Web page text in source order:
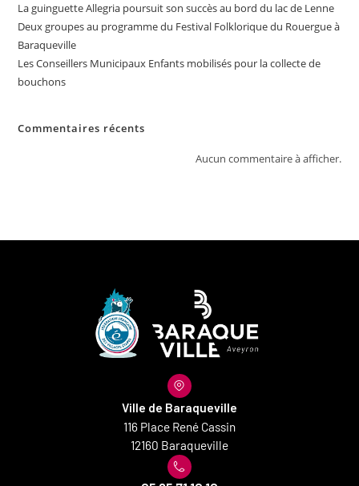
La guinguette Allegria poursuit son succès au bord du lac de Lenne
Deux groupes au programme du Festival Folklorique du Rouergue à
Baraqueville
Les Conseillers Municipaux Enfants mobilisés pour la collecte de
bouchons
Commentaires récents
Aucun commentaire à afficher.
Ville de Baraqueville
116 Place René Cassin
12160 Baraqueville